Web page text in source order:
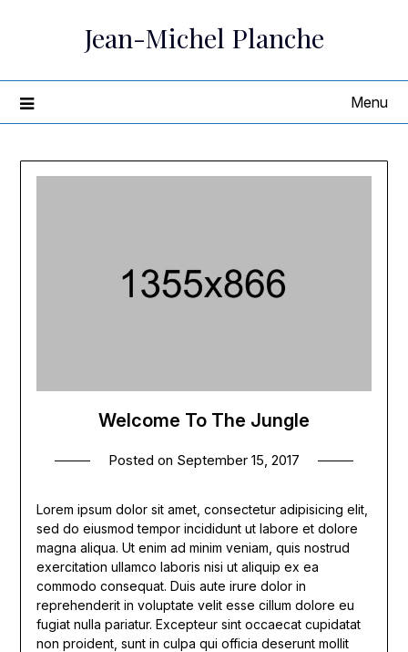
Jean-Michel Planche
Menu
Welcome To The Jungle
Posted on September 15, 2017
Lorem ipsum dolor sit amet, consectetur adipisicing elit,
sed do eiusmod tempor incididunt ut labore et dolore
magna aliqua. Ut enim ad minim veniam, quis nostrud
exercitation ullamco laboris nisi ut aliquip ex ea
commodo consequat. Duis aute irure dolor in
reprehenderit in voluptate velit esse cillum dolore eu
fugiat nulla pariatur. Excepteur sint occaecat cupidatat
non proident, sunt in culpa qui officia deserunt mollit